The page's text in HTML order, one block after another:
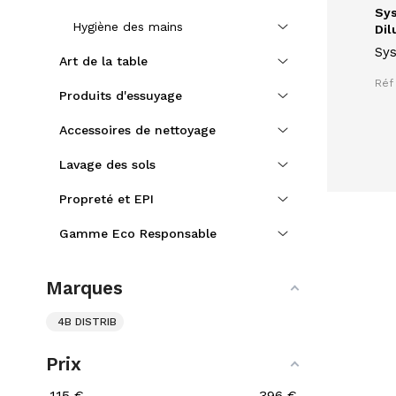
Hygiène des mains
Art de la table
Produits d'essuyage
Accessoires de nettoyage
Lavage des sols
Propreté et EPI
Gamme Eco Responsable
Marques
4B DISTRIB
Prix
Réf